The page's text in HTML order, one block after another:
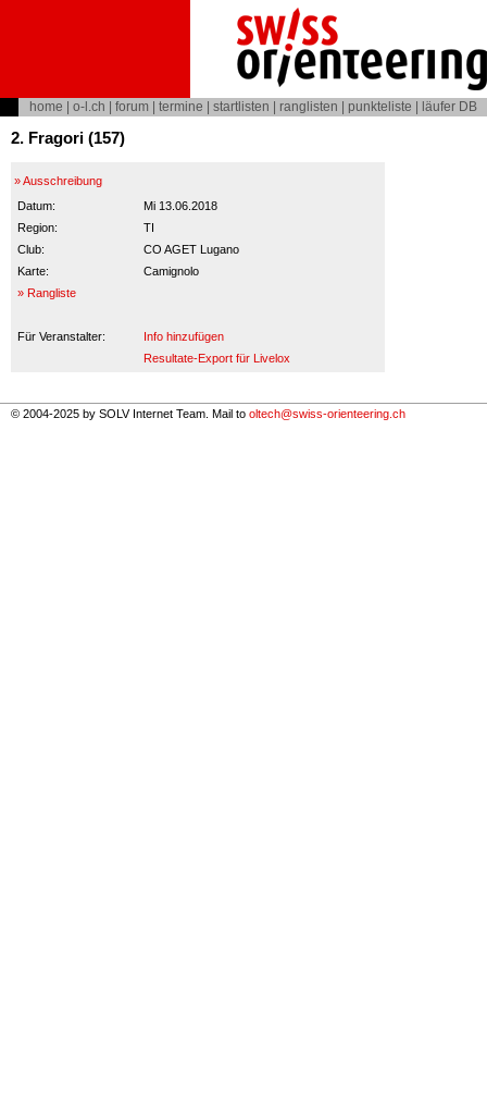
home o-l.ch forum termine startlisten ranglisten punkteliste läufer DB
2. Fragori (157)
» Ausschreibung
Datum:
Mi 13.06.2018
Region:
TI
Club:
CO AGET Lugano
Karte:
Camignolo
» Rangliste
Für Veranstalter:
Info hinzufügen
Resultate-Export für Livelox
© 2004-2025 by SOLV Internet Team. Mail to oltech@swiss-orienteering.ch